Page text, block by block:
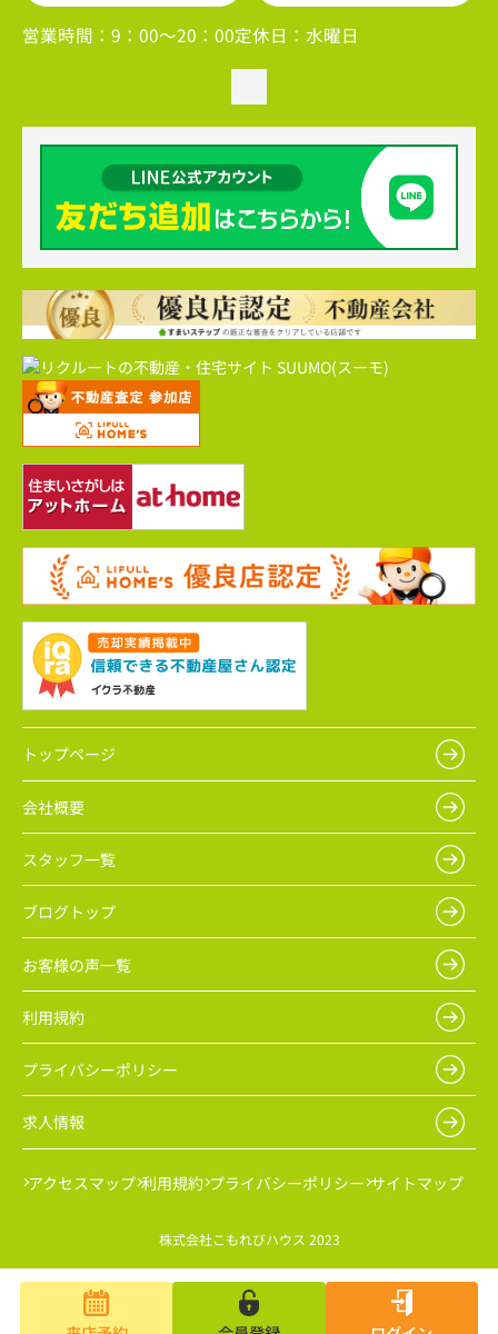
営業時間： 9：00～20：00定休日： 水曜日
トップページ
会社概要
スタッフ一覧
ブログトップ
お客様の声一覧
利用規約
プライバシーポリシー
求人情報
アクセスマップ 利用規約 プライバシーポリシー サイトマップ
株式会社こもれびハウス 2023